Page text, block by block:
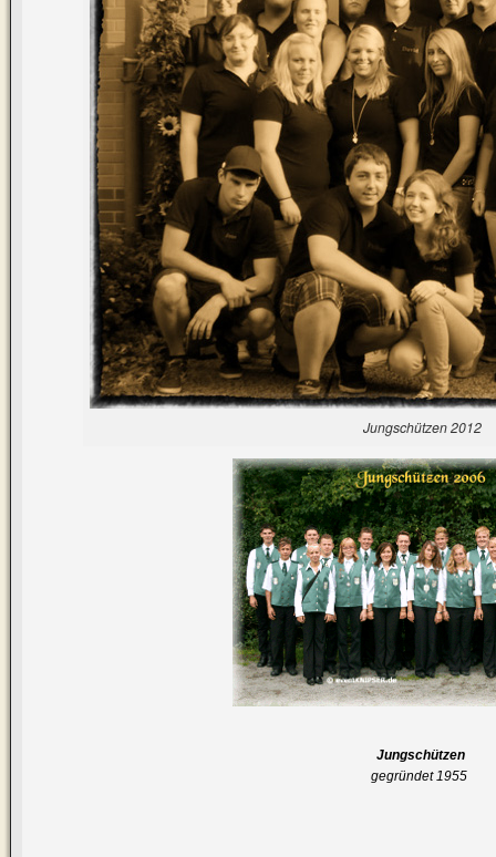
Jungschützen 2012
Jungschützen
gegründet 1955